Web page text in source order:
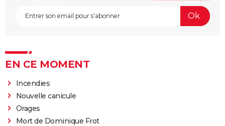
EN CE MOMENT
Incendies
Nouvelle canicule
Orages
Mort de Dominique Frot